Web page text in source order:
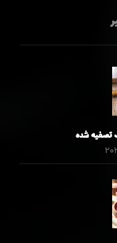
تصفیه شده